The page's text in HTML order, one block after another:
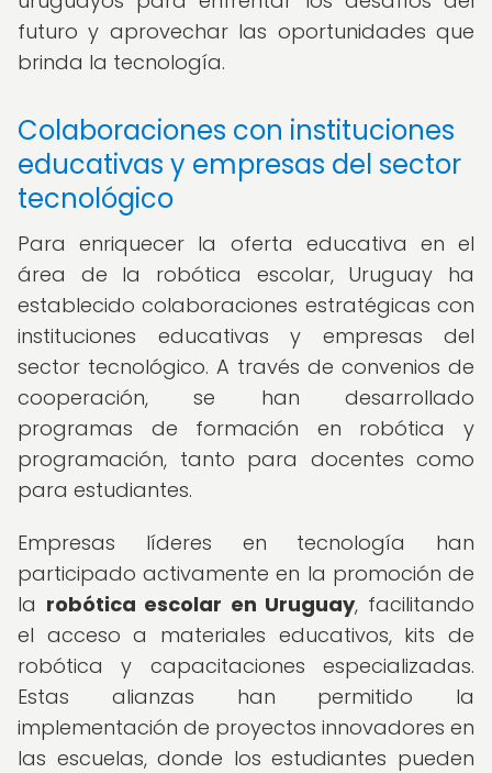
futuro y aprovechar las oportunidades que
brinda la tecnología.
Colaboraciones con instituciones
educativas y empresas del sector
tecnológico
Para enriquecer la oferta educativa en el
área de la robótica escolar, Uruguay ha
establecido colaboraciones estratégicas con
instituciones educativas y empresas del
sector tecnológico. A través de convenios de
cooperación, se han desarrollado
programas de formación en robótica y
programación, tanto para docentes como
para estudiantes.
Empresas líderes en tecnología han
participado activamente en la promoción de
la robótica escolar en Uruguay, facilitando
el acceso a materiales educativos, kits de
robótica y capacitaciones especializadas.
Estas alianzas han permitido la
implementación de proyectos innovadores en
las escuelas, donde los estudiantes pueden